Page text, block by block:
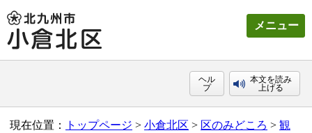
メニュー
ヘル
プ
本文を読み
上げる
現在位置： トップページ > 小倉北区 > 区のみどころ > 観